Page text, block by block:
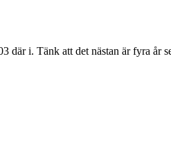
där i. Tänk att det nästan är fyra år